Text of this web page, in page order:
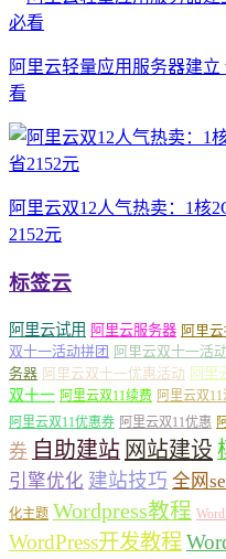
阿里云轻量应用服务器建立
看
阿里云双12人气热卖：1核
2152元
标签云
阿里云试用 阿里云服务器 阿里
双十一活动拼团 阿里云双十一活
务器 阿里云双十一优惠活动 阿里
双十一 阿里云双11续费 阿里云双
阿里云双11优惠券 阿里云双11优惠
券 自助建站 网站建设
引擎优化 建站技巧 全网
化主题 Wordpress教程
WordPress开发教程